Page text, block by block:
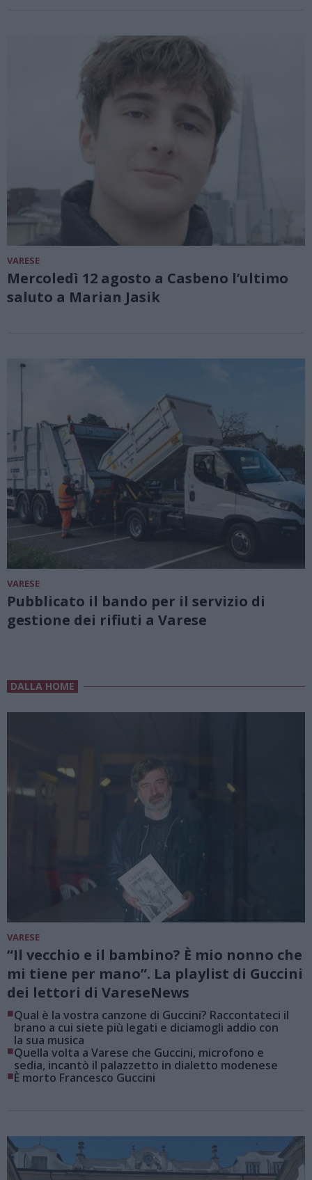
VARESE
Mercoledì 12 agosto a Casbeno l’ultimo
saluto a Marian Jasik
VARESE
Pubblicato il bando per il servizio di
gestione dei rifiuti a Varese
DALLA HOME
VARESE
“Il vecchio e il bambino? È mio nonno che
mi tiene per mano”. La playlist di Guccini
dei lettori di VareseNews
■Qual è la vostra canzone di Guccini? Raccontateci il
brano a cui siete più legati e diciamogli addio con
la sua musica
■Quella volta a Varese che Guccini, microfono e
sedia, incantò il palazzetto in dialetto modenese
■È morto Francesco Guccini